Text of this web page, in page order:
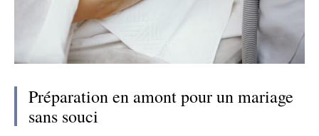
Préparation en amont pour un mariage
sans souci